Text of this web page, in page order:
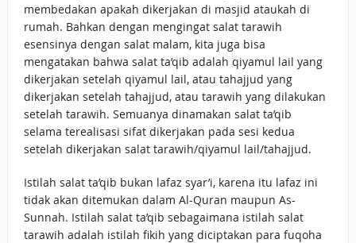
membedakan apakah dikerjakan di masjid ataukah di
rumah. Bahkan dengan mengingat salat tarawih
esensinya dengan salat malam, kita juga bisa
mengatakan bahwa salat ta’qib adalah qiyamul lail yang
dikerjakan setelah qiyamul lail, atau tahajjud yang
dikerjakan setelah tahajjud, atau tarawih yang dilakukan
setelah tarawih. Semuanya dinamakan salat ta’qib
selama terealisasi sifat dikerjakan pada sesi kedua
setelah dikerjakan salat tarawih/qiyamul lail/tahajjud.
Istilah salat ta’qib bukan lafaz syar’i, karena itu lafaz ini
tidak akan ditemukan dalam Al-Quran maupun As-
Sunnah. Istilah salat ta’qib sebagaimana istilah salat
tarawih adalah istilah fikih yang diciptakan para fuqoha